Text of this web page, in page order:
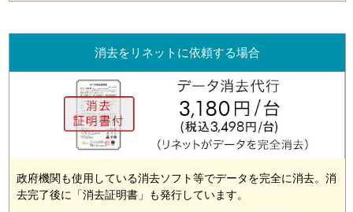
消去をリネットに依頼する場合
政府機関も使用している消去ソフト等でデータを完全に消去。消
去完了後に「消去証明書」も発行しています。